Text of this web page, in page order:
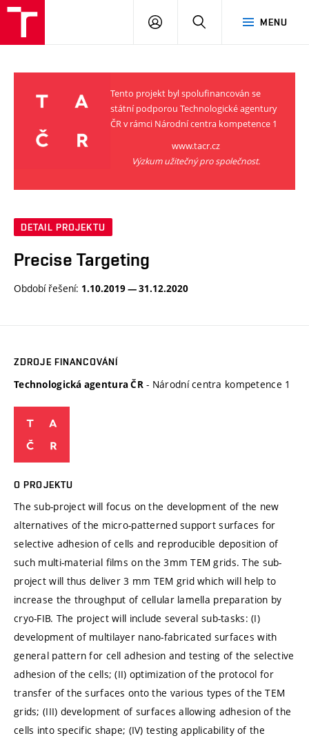
MENU
PŘIHLÁSIT
Tento projekt byl spolufinancován se
státní podporou Technologické agentury
ČR v rámci Národní centra kompetence 1
www.tacr.cz
Výzkum užitečný pro společnost.
DETAIL PROJEKTU
Precise Targeting
Období řešení: 1.10.2019 — 31.12.2020
ZDROJE FINANCOVÁNÍ
Technologická agentura ČR - Národní centra kompetence 1
O PROJEKTU
The sub-project will focus on the development of the new
alternatives of the micro-patterned support surfaces for
selective adhesion of cells and reproducible deposition of
such multi-material films on the 3mm TEM grids. The sub-
project will thus deliver 3 mm TEM grid which will help to
increase the throughput of cellular lamella preparation by
cryo-FIB. The project will include several sub-tasks: (I)
development of multilayer nano-fabricated surfaces with
general pattern for cell adhesion and testing of the selective
adhesion of the cells; (II) optimization of the protocol for
transfer of the surfaces onto the various types of the TEM
grids; (III) development of surfaces allowing adhesion of the
cells into specific shape; (IV) testing applicability of the